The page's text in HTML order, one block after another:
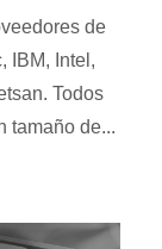
de
IBM, Intel,
Todos
tamaño de...